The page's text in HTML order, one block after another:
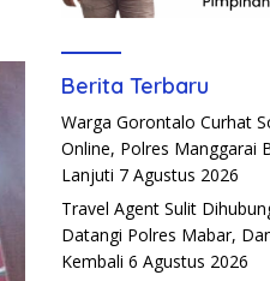
Berita Terbaru
Warga Gorontalo Curhat
Online, Polres Manggarai
Lanjuti 7 Agustus 2026
Travel Agent Sulit
Datangi Polres Mabar,
Kembali 6 Agustus 2026